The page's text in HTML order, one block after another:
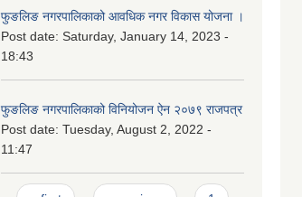
फुङलिङ नगरपालिकाको आवधिक नगर विकास योजना ।
Post date: Saturday, January 14, 2023 -
18:43
फुङलिङ नगरपालिकाको विनियोजन ऐन २०७९ राजपत्र
Post date: Tuesday, August 2, 2022 -
11:47